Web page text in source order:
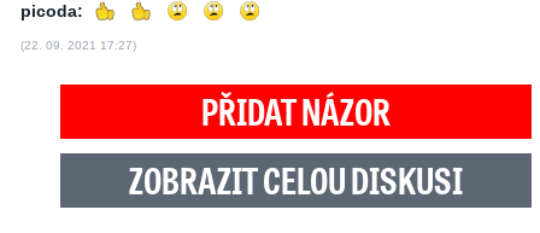
picoda:
(22. 09. 2021 17:27)
PŘIDAT NÁZOR
ZOBRAZIT CELOU DISKUSI